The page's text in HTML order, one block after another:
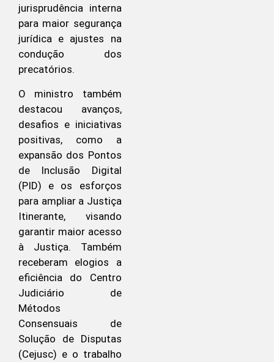
jurisprudência interna
para maior segurança
jurídica e ajustes na
condução dos
precatórios.
O ministro também
destacou avanços,
desafios e iniciativas
positivas, como a
expansão dos Pontos
de Inclusão Digital
(PID) e os esforços
para ampliar a Justiça
Itinerante, visando
garantir maior acesso
à Justiça. Também
receberam elogios a
eficiência do Centro
Judiciário de
Métodos
Consensuais de
Solução de Disputas
(Cejusc) e o trabalho